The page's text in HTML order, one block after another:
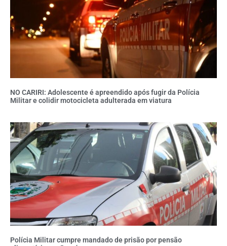
NO CARIRI: Adolescente é apreendido após fugir da Polícia
Militar e colidir motocicleta adulterada em viatura
Polícia Militar cumpre mandado de prisão por pensão